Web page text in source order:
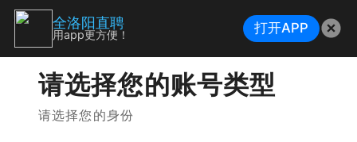
请选择您的账号类型
请选择您的身份
全洛阳直聘
用app更方便！ 打开APP